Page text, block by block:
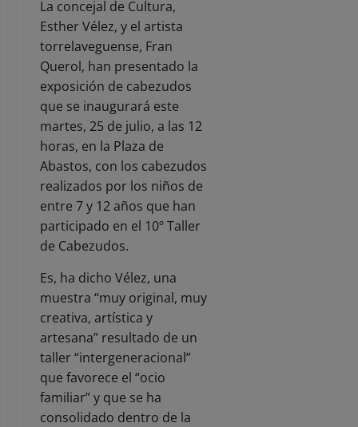
La concejal de Cultura,
Esther Vélez, y el artista
torrelaveguense, Fran
Querol, han presentado la
exposición de cabezudos
que se inaugurará este
martes, 25 de julio, a las 12
horas, en la Plaza de
Abastos, con los cabezudos
realizados por los niños de
entre 7 y 12 años que han
participado en el 10º Taller
de Cabezudos.
Es, ha dicho Vélez, una
muestra “muy original, muy
creativa, artística y
artesana” resultado de un
taller “intergeneracional”
que favorece el “ocio
familiar” y que se ha
consolidado dentro de la